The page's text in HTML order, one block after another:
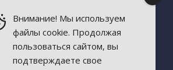
О музее
Современный дизайн
Старинная архитектура
Пресса о музее
Внимание! Мы используем
файлы cookie. Продолжая
пользоваться сайтом, вы
подтверждаете свое